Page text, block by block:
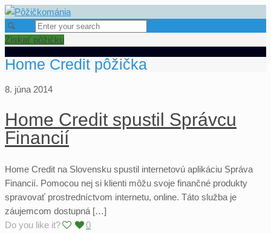
Získať pôžičku
Home Credit pôžička
8. júna 2014
Home Credit spustil Správcu
Financií
Home Credit na Slovensku spustil internetovú aplikáciu Správa
Financií. Pomocou nej si klienti môžu svoje finančné produkty
spravovať prostredníctvom internetu, online. Táto služba je
záujemcom dostupná […]
Do you like it?
0